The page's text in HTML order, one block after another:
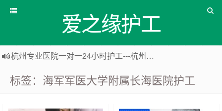
爱之缘护工
杭州专业医院一对一24小时护工---杭州爱之缘护工 18202153150
上海住家一对一护工---上海爱之缘护工 18202153150
标签：海军军医大学附属长海医院护工